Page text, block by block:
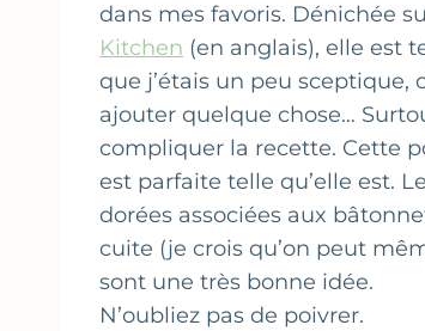
dans mes favoris. Dénichée
Kitchen (en anglais), elle est
que j’étais un peu sceptique,
ajouter quelque chose…
compliquer la recette. Cette
est parfaite telle qu’elle est.
dorées associées aux
cuite (je crois qu’on peut
sont une très bonne idée.
N’oubliez pas de poivrer.